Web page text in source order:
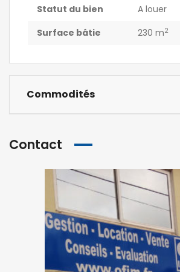
Statut du bien
A louer
Surface bâtie
230 m2
Commodités
Contact